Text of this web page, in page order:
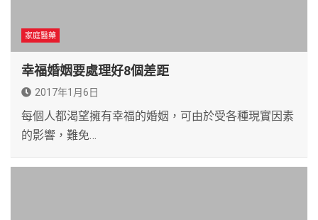
家庭醫藥
幸福婚姻要處理好8個差距
2017年1月6日
每個人都渴望擁有幸福的婚姻，可由於受各種現實因素
的影響，難免…